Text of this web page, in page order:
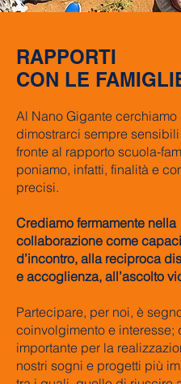
RAPPORTI
CON LE
Al Nano Gigante cerchiamo
dimostrarci sempre
fronte al rapporto scuola-
poniamo, infatti, finalità e
precisi.
Crediamo fermamente nella
collaborazione come
d’incontro, alla reciproca
e accoglienza, all’ascolto
Partecipare, per noi, è
coinvolgimento e interesse;
importante per la
nostri sogni e progetti più